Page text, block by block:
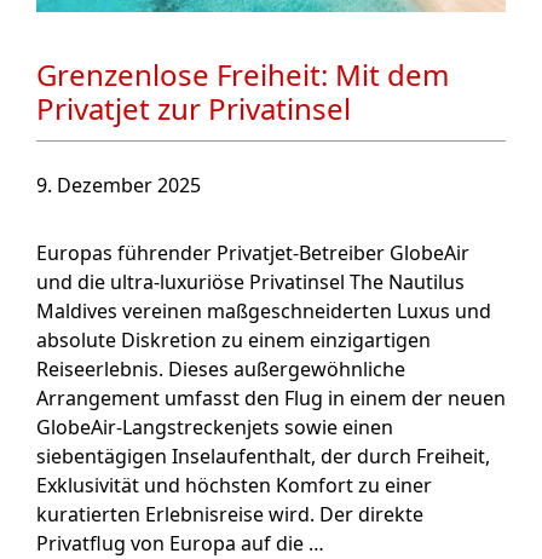
Grenzenlose Freiheit: Mit dem
Privatjet zur Privatinsel
9. Dezember 2025
Europas führender Privatjet-Betreiber GlobeAir
und die ultra-luxuriöse Privatinsel The Nautilus
Maldives vereinen maßgeschneiderten Luxus und
absolute Diskretion zu einem einzigartigen
Reiseerlebnis. Dieses außergewöhnliche
Arrangement umfasst den Flug in einem der neuen
GlobeAir-Langstreckenjets sowie einen
siebentägigen Inselaufenthalt, der durch Freiheit,
Exklusivität und höchsten Komfort zu einer
kuratierten Erlebnisreise wird. Der direkte
Privatflug von Europa auf die …